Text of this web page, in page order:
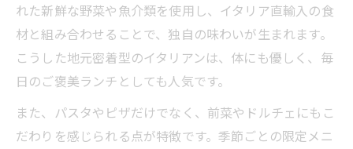
れた新鮮な野菜や魚介類を使用し、イタリア直輸入の食
材と組み合わせることで、独自の味わいが生まれます。
こうした地元密着型のイタリアンは、体にも優しく、毎
日のご褒美ランチとしても人気です。
また、パスタやピザだけでなく、前菜やドルチェにもこ
だわりを感じられる点が特徴です。季節ごとの限定メニ